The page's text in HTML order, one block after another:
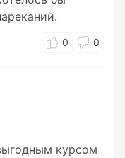
0 0
курсом